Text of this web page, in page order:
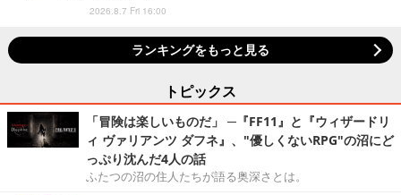
2026.8.7 Fri 16:00
ランキングをもっと見る
トピックス
「冒険は楽しいものだ」 ─『FF11』と『ウィザードリ
ィ ヴァリアンツ ダフネ』、"優しくないRPG"の沼にど
っぷり沈んだ4人の話
ふたつの沼の住人たちが語る奥深さとは。